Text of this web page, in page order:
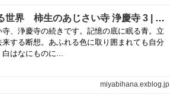
紫陽花が彩る世界 柿生のあじさい寺 浄慶寺 3 | 風と花を紡いで
、浄慶寺の続きです。記憶の底に眠る青。立
来する断想。あふれる色に取り囲まれても自分
はなにものに...
miyabihana.exblog.jp